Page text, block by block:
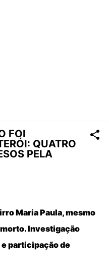
FOI
QUATRO
PELA
Maria Paula, mesmo
Investigação
participação de